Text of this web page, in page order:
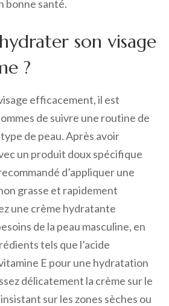
bonne santé.
son visage
?
efficacement, il est
de suivre une routine de
de peau. Après avoir
un produit doux spécifique
d’appliquer une
grasse et rapidement
une crème hydratante
de la peau masculine, en
tels que l’acide
E pour une hydratation
délicatement la crème sur le
sur les zones sèches ou